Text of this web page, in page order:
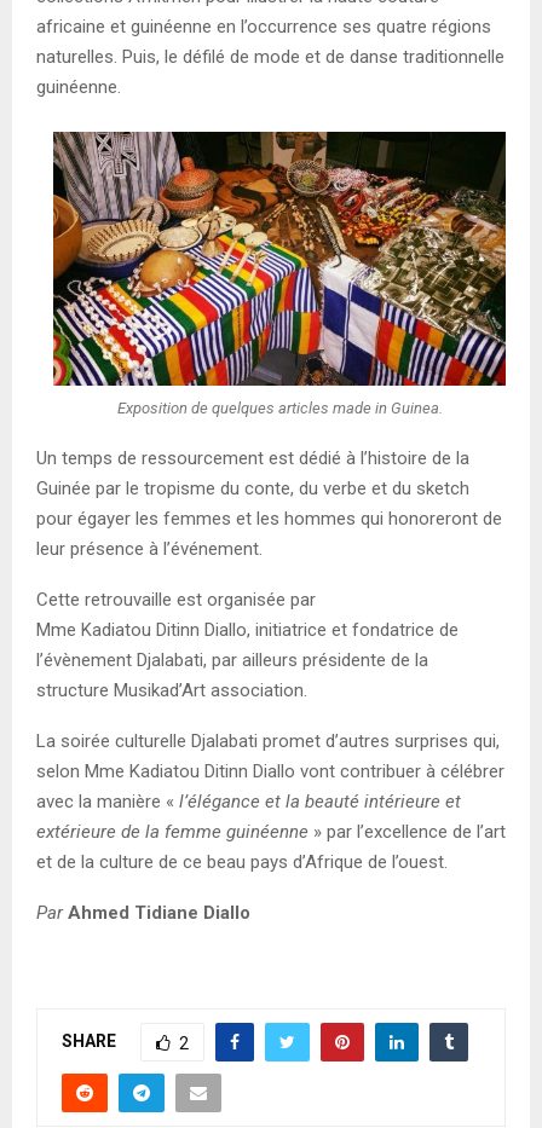
africaine et guinéenne en l’occurrence ses quatre régions
naturelles. Puis, le défilé de mode et de danse traditionnelle
guinéenne.
Exposition de quelques articles made in Guinea.
Un temps de ressourcement est dédié à l’histoire de la
Guinée par le tropisme du conte, du verbe et du sketch
pour égayer les femmes et les hommes qui honoreront de
leur présence à l’événement.
Cette retrouvaille est organisée par
Mme Kadiatou Ditinn Diallo, initiatrice et fondatrice de
l’évènement Djalabati, par ailleurs présidente de la
structure Musikad’Art association.
La soirée culturelle Djalabati promet d’autres surprises qui,
selon Mme Kadiatou Ditinn Diallo vont contribuer à célébrer
avec la manière « l’élégance et la beauté intérieure et
extérieure de la femme guinéenne » par l’excellence de l’art
et de la culture de ce beau pays d’Afrique de l’ouest.
ParAhmed Tidiane Diallo
SHARE 2